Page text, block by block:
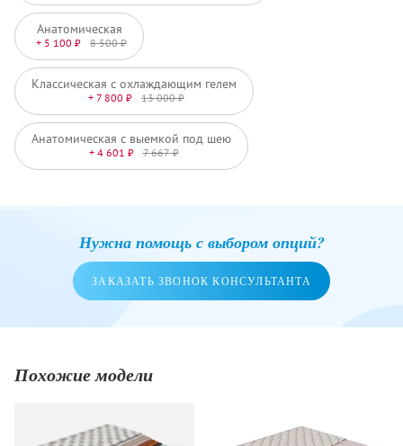
Анатомическая
+ 5 100 ₽ 8 500 ₽
Классическая с охлаждающим гелем
+ 7 800 ₽ 13 000 ₽
Анатомическая с выемкой под шею
+ 4 601 ₽ 7 667 ₽
Нужна помощь с выбором опций?
ЗАКАЗАТЬ ЗВОНОК КОНСУЛЬТАНТА
Похожие модели